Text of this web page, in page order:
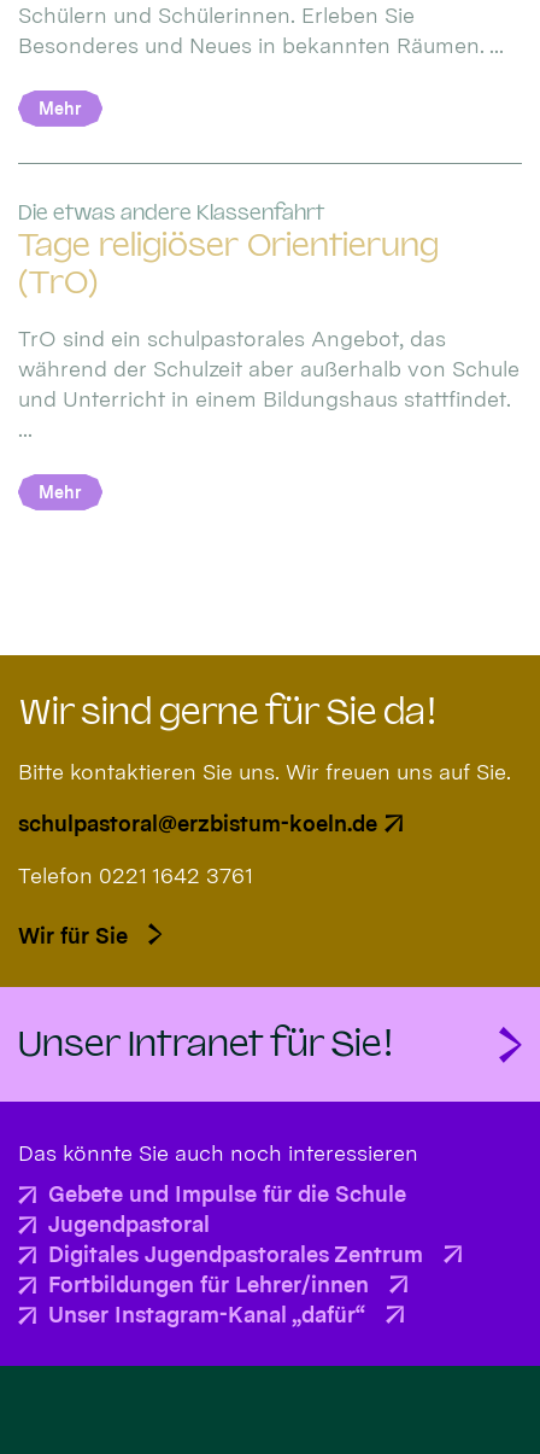
Schülern und Schülerinnen. Erleben Sie
Besonderes und Neues in bekannten Räumen. ...
Mehr
Die etwas andere Klassenfahrt:
Tage religiöser Orientierung
(TrO)
TrO sind ein schulpastorales Angebot, das
während der Schulzeit aber außerhalb von Schule
und Unterricht in einem Bildungshaus stattfindet.
...
Mehr
Wir sind gerne für Sie da!
Bitte kontaktieren Sie uns. Wir freuen uns auf Sie.
schulpastoral@erzbistum-koeln.de
Telefon 0221 1642 3761
Wir für Sie
Unser Intranet für Sie!
Das könnte Sie auch noch interessieren
Gebete und Impulse für die Schule
Jugendpastoral
Digitales Jugendpastorales Zentrum
Fortbildungen für Lehrer/innen
Unser Instagram-Kanal „dafür“